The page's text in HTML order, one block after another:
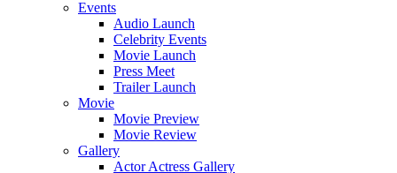
Events
Audio Launch
Celebrity Events
Movie Launch
Press Meet
Trailer Launch
Movie
Movie Preview
Movie Review
Gallery
Actor Actress Gallery